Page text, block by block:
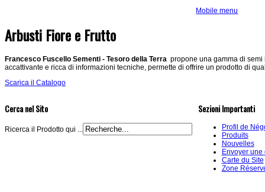
Mobile menu
Arbusti Fiore e Frutto
Francesco Fuscello Sementi - Tesoro della Terra propone una gamma di
accattivante e ricca di informazioni tecniche, permette di offrire un prodotto di
Scarica il Catalogo
Cerca nel Sito
Ricerca il Prodotto qui ...
Sezioni Importanti
Profil de
Produits
Nouvelles
Envoyer
Carte du Site
Zone